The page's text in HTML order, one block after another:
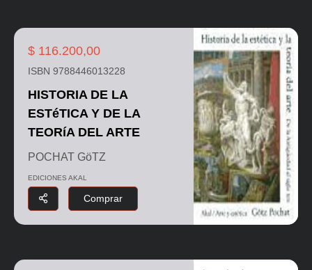
$ 116.200,00
ISBN 9788446013228
HISTORIA DE LA
ESTéTICA Y DE LA
TEORíA DEL ARTE
POCHAT GöTZ
EDICIONES AKAL
Comprar